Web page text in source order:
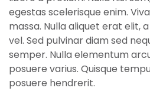
egestas scelerisque enim.
massa. Nulla aliquet erat elit,
vel. Sed pulvinar diam sed
semper. Nulla elementum
posuere varius. Quisque
posuere hendrerit.